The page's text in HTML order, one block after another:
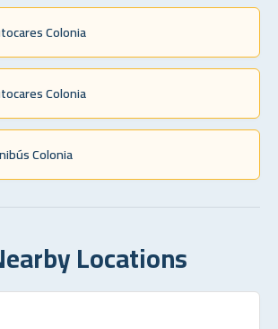
Colonia
Colonia
Colonia
Locations